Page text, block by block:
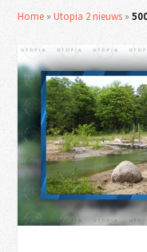
Home »Utopia 2 nieuws »